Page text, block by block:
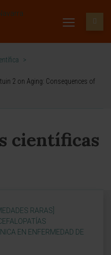
>
2 on Aging: Consequences of
científicas
RARAS]
EN ENFERMEDAD DE